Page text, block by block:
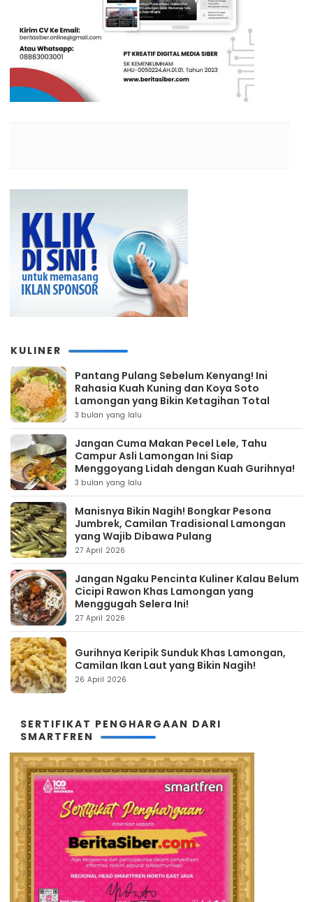
KULINER
Pantang Pulang Sebelum Kenyang! Ini
Rahasia Kuah Kuning dan Koya Soto
Lamongan yang Bikin Ketagihan Total
3 bulan yang lalu
Jangan Cuma Makan Pecel Lele, Tahu
Campur Asli Lamongan Ini Siap
Menggoyang Lidah dengan Kuah Gurihnya!
3 bulan yang lalu
Manisnya Bikin Nagih! Bongkar Pesona
Jumbrek, Camilan Tradisional Lamongan
yang Wajib Dibawa Pulang
27 April 2026
Jangan Ngaku Pencinta Kuliner Kalau Belum
Cicipi Rawon Khas Lamongan yang
Menggugah Selera Ini!
27 April 2026
Gurihnya Keripik Sunduk Khas Lamongan,
Camilan Ikan Laut yang Bikin Nagih!
26 April 2026
SERTIFIKAT PENGHARGAAN DARI
SMARTFREN